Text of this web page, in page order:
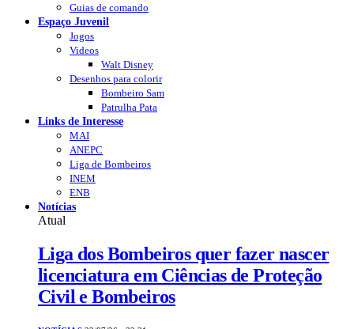
Guias de comando
Espaço Juvenil
Jogos
Videos
Walt Disney
Desenhos para colorir
Bombeiro Sam
Patrulha Pata
Links de Interesse
MAI
ANEPC
Liga de Bombeiros
INEM
ENB
Notícias
Atual
Liga dos Bombeiros quer fazer nascer
licenciatura em Ciências de Proteção
Civil e Bombeiros